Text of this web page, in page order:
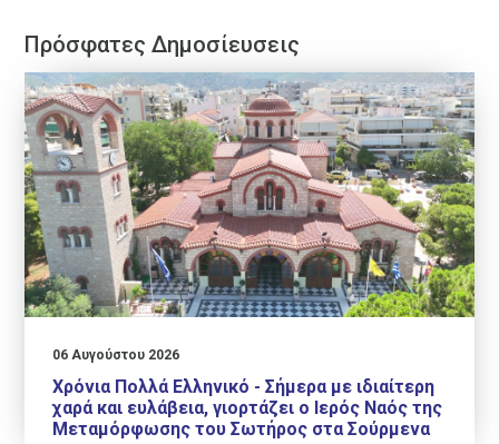
Πρόσφατες Δημοσίευσεις
06 Αυγούστου 2026
Χρόνια Πολλά Ελληνικό - Σήμερα με ιδιαίτερη
χαρά και ευλάβεια, γιορτάζει ο Ιερός Ναός της
Μεταμόρφωσης του Σωτήρος στα Σούρμενα